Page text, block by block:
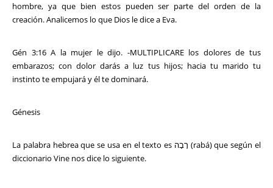
hombre, ya que bien estos pueden ser parte del orden de la
creación. Analicemos lo que Dios le dice a Eva.
Gén 3:16 A la mujer le dijo. -MULTIPLICARE los dolores de tus
embarazos; con dolor darás a luz tus hijos; hacia tu marido tu
instinto te empujará y él te dominará.
Génesis
La palabra hebrea que se usa en el texto es רָבָה (rabá) que según el
diccionario Vine nos dice lo siguiente.